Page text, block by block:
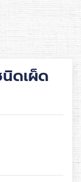
ดเผ็ด